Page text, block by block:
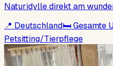
Naturidylle direkt am
📍 Deutschland🛏Gesamte
Petsitting/Tierpflege